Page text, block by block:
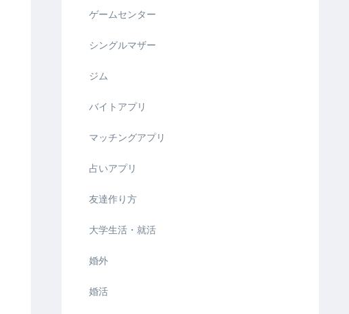
ゲームセンター
シングルマザー
ジム
バイトアプリ
マッチングアプリ
占いアプリ
友達作り方
大学生活・就活
婚外
婚活